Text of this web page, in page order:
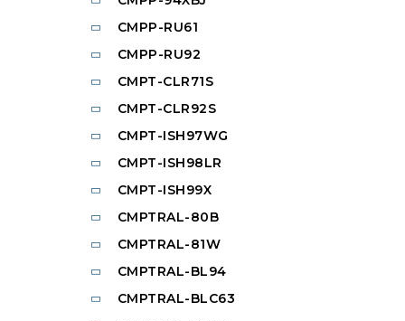
CMPP-RU61
CMPP-RU92
CMPT-CLR71S
CMPT-CLR92S
CMPT-ISH97WG
CMPT-ISH98LR
CMPT-ISH99X
CMPTRAL-80B
CMPTRAL-81W
CMPTRAL-BL94
CMPTRAL-BLC63